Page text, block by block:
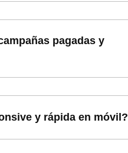
pagadas y
y rápida en móvil?